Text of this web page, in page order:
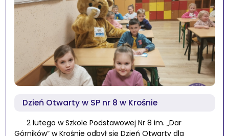
Dzień Otwarty w SP nr 8 w Krośnie
2 lutego w Szkole Podstawowej Nr 8 im. „Dar
Górników” w Krośnie odbył się Dzień Otwarty dla